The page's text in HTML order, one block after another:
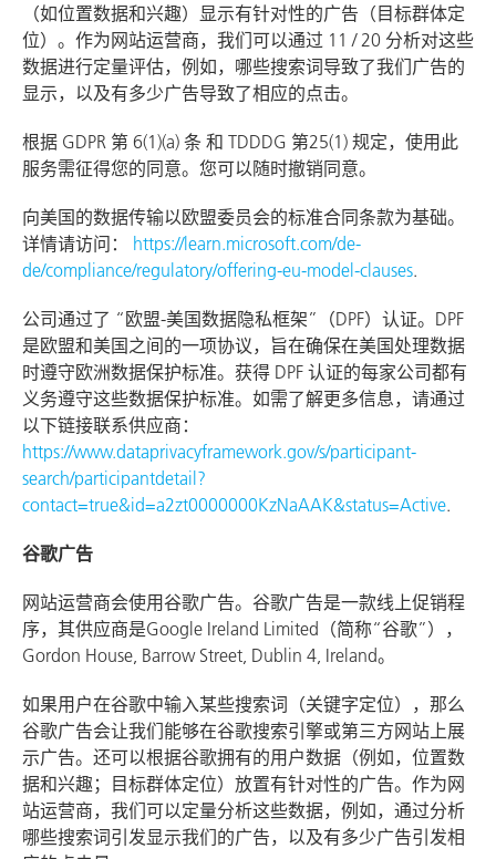
（如位置数据和兴趣）显示有针对性的广告（目标群体定
位）。作为网站运营商，我们可以通过 11 / 20 分析对这些
数据进行定量评估，例如，哪些搜索词导致了我们广告的
显示，以及有多少广告导致了相应的点击。
根据 GDPR 第 6(1)(a) 条 和 TDDDG 第25(1) 规定，使用此
服务需征得您的同意。您可以随时撤销同意。
向美国的数据传输以欧盟委员会的标准合同条款为基础。
详情请访问： https://learn.microsoft.com/de-
de/compliance/regulatory/offering-eu-model-clauses.
公司通过了 “欧盟-美国数据隐私框架”（DPF）认证。DPF
是欧盟和美国之间的一项协议，旨在确保在美国处理数据
时遵守欧洲数据保护标准。获得 DPF 认证的每家公司都有
义务遵守这些数据保护标准。如需了解更多信息，请通过
以下链接联系供应商：
https://www.dataprivacyframework.gov/s/participant-
search/participantdetail?
contact=true&id=a2zt0000000KzNaAAK&status=Active.
谷歌广告
网站运营商会使用谷歌广告。谷歌广告是一款线上促销程
序，其供应商是Google Ireland Limited（简称“谷歌”），
Gordon House, Barrow Street, Dublin 4, Ireland。
如果用户在谷歌中输入某些搜索词（关键字定位），那么
谷歌广告会让我们能够在谷歌搜索引擎或第三方网站上展
示广告。还可以根据谷歌拥有的用户数据（例如，位置数
据和兴趣；目标群体定位）放置有针对性的广告。作为网
站运营商，我们可以定量分析这些数据，例如，通过分析
哪些搜索词引发显示我们的广告，以及有多少广告引发相